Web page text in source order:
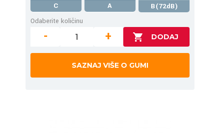
C A
B(72dB)
Odaberite količinu
- +
SAZNAJ VIŠE O GUMI